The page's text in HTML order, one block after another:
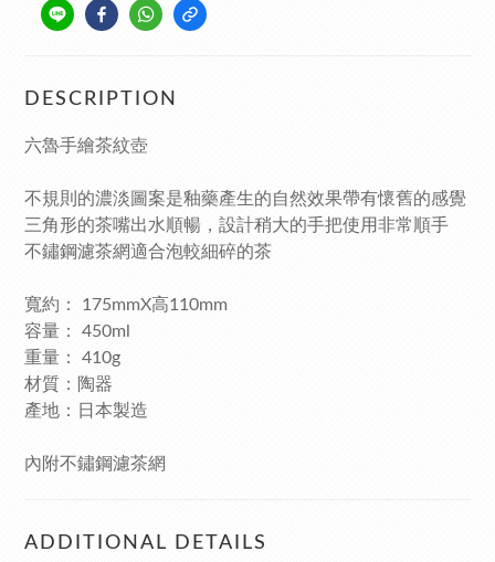
DESCRIPTION
六魯手繪茶紋壺
不規則的濃淡圖案是釉藥產生的自然效果帶有懷舊的感覺
三角形的茶嘴出水順暢，設計稍大的手把使用非常順手
不鏽鋼濾茶網適合泡較細碎的茶
寬約： 175mmX高110mm
容量： 450ml
重量： 410g
材質：陶器
產地：日本製造
內附不鏽鋼濾茶網
ADDITIONAL DETAILS